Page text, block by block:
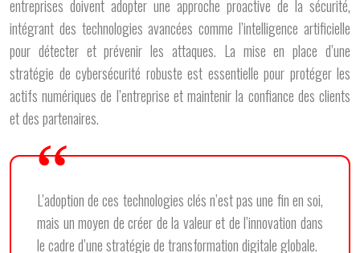
entreprises doivent adopter une approche proactive de la sécurité,
intégrant des technologies avancées comme l’intelligence artificielle
pour détecter et prévenir les attaques. La mise en place d’une
stratégie de cybersécurité robuste est essentielle pour protéger les
actifs numériques de l’entreprise et maintenir la confiance des clients
et des partenaires.
L’adoption de ces technologies clés n’est pas une fin en soi,
mais un moyen de créer de la valeur et de l’innovation dans
le cadre d’une stratégie de transformation digitale globale.